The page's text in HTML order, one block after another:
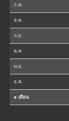
ก.ค.
ส.ค.
ก.ย.
ต.ค.
พ.ย.
ธ.ค.
⌀ เดือน